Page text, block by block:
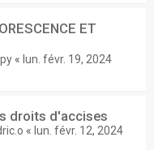
ET
« lun. févr. 19, 2024
droits d'accises
« lun. févr. 12, 2024